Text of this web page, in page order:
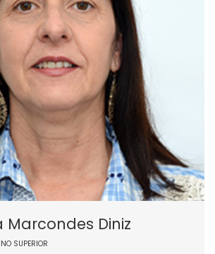
Marcondes Diniz
SUPERIOR